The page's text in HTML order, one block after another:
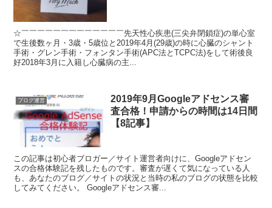
☆￣￣￣￣￣￣￣￣￣￣￣￣￣先天性心疾患(三尖弁閉鎖症)の単心室
で生後数ヶ月・3歳・5歳位と2019年4月(29歳)の時に心臓のシャント
手術・グレン手術・フォンタン手術(APC法とTCPC法)をして術後良
好2018年3月に入籍し心臓病の主...
ブログ運営
2019年9月Googleアドセンス審
査合格！申請からの時間は14日間
【8記事】
この記事は初心者ブロガー／サイト運営者向けに、Googleアドセン
スの合格体験記を残したものです。審査が遅くて気になっている人
も、あなたのブログ／サイトの状況と当時の私のブログの状態を比較
してみてください。 Googleアドセンス審...